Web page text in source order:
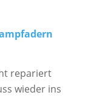
repariert
wieder ins